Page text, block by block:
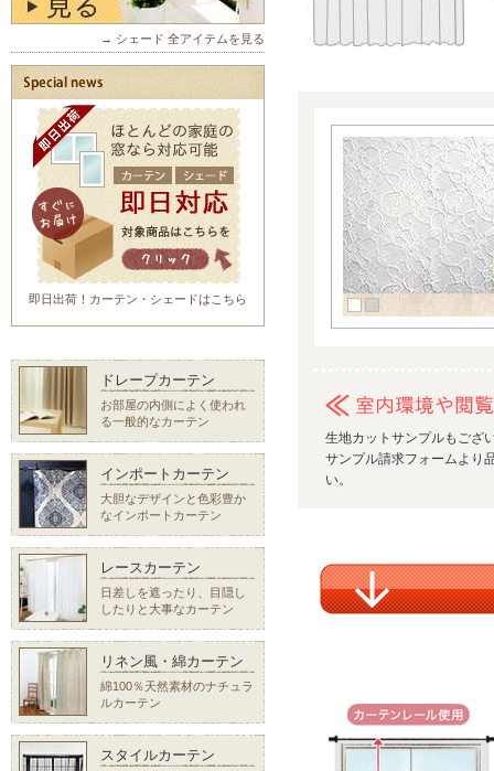
生地カットサンプルもござ
サンプル請求フォームより
い。
→ シェード 全アイテムを見る
即日出荷！カーテン・シェードはこちら
ドレープカーテン
お部屋の内側によく使われ
る一般的なカーテン
インポートカーテン
大胆なデザインと色彩豊か
なインポートカーテン
レースカーテン
日差しを遮ったり、目隠し
したりと大事なカーテン
リネン風・綿カーテン
綿100％天然素材のナチュラ
ルカーテン
スタイルカーテン